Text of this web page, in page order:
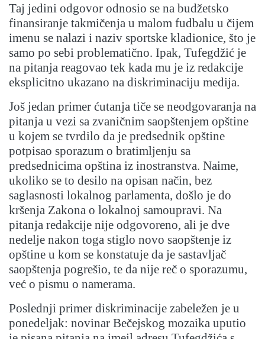
Taj jedini odgovor odnosio se na budžetsko
finansiranje takmičenja u malom fudbalu u čijem
imenu se nalazi i naziv sportske kladionice, što je
samo po sebi problematično. Ipak, Tufegdžić je
na pitanja reagovao tek kada mu je iz redakcije
eksplicitno ukazano na diskriminaciju medija.
Još jedan primer ćutanja tiče se neodgovaranja na
pitanja u vezi sa zvaničnim saopštenjem opštine
u kojem se tvrdilo da je predsednik opštine
potpisao sporazum o bratimljenju sa
predsednicima opština iz inostranstva. Naime,
ukoliko se to desilo na opisan način, bez
saglasnosti lokalnog parlamenta, došlo je do
kršenja Zakona o lokalnoj samoupravi. Na
pitanja redakcije nije odgovoreno, ali je dve
nedelje nakon toga stiglo novo saopštenje iz
opštine u kom se konstatuje da je sastavljač
saopštenja pogrešio, te da nije reč o sporazumu,
već o pismu o namerama.
Poslednji primer diskriminacije zabeležen je u
ponedeljak: novinar Bečejskog mozaika uputio